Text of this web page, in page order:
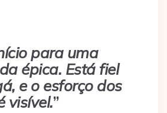
para uma
épica. Está fiel
e o esforço dos
visível.”